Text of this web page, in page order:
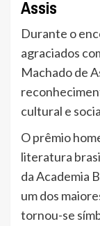
Assis
Durante o
agraciados
Machado de
cultural e
O prêmio
literatura
da Academia
um dos
tornou-se